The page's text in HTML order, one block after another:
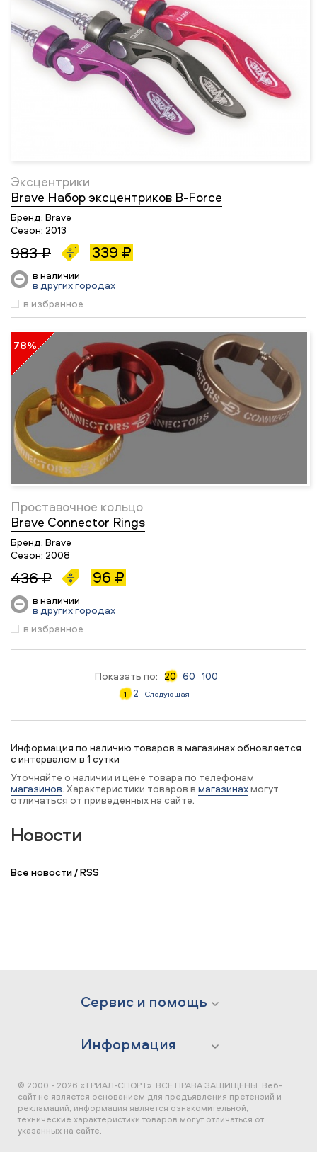
Эксцентрики
Brave Набор эксцентриков B-Force
Бренд: Brave
Сезон: 2013
983 ₽ 339 ₽
в наличии
в других городах
в избранное
78%
Проставочное кольцо
Brave Connector Rings
Бренд: Brave
Сезон: 2008
436 ₽ 96 ₽
в наличии
в других городах
в избранное
Показать по: 20 60 100
1 2 Следующая
Информация по наличию товаров в магазинах обновляется
с интервалом в 1 сутки
Уточняйте о наличии и цене товара по телефонам
магазинов. Характеристики товаров в магазинахмогут
отличаться от приведенных на сайте.
Новости
Все новости/RSS
Сервис и помощь
Информация
© 2000 - 2026 «ТРИАЛ-СПОРТ». ВСЕ ПРАВА ЗАЩИЩЕНЫ. Веб-
сайт не является основанием для предъявления претензий и
рекламаций, информация является ознакомительной,
технические характеристики товаров могут отличаться от
указанных на сайте.